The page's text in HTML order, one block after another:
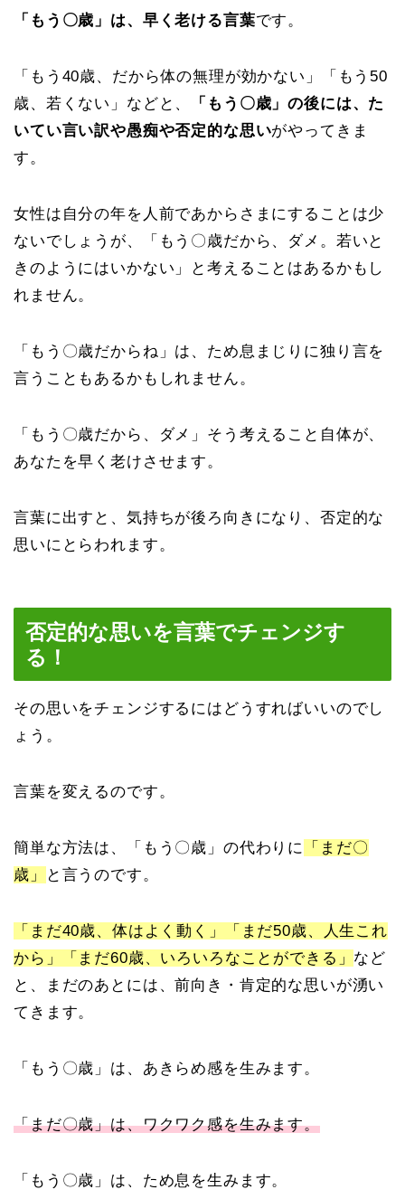
「もう〇歳」は、早く老ける言葉です。
「もう40歳、だから体の無理が効かない」「もう50
歳、若くない」などと、
「もう〇歳」の後には、た
いてい言い訳や愚痴や否定的な思いがやってきま
す。
女性は自分の年を人前であからさまにすることは少
ないでしょうが、「もう〇歳だから、ダメ。若いと
きのようにはいかない」と考えることはあるかもし
れません。
「もう〇歳だからね」は、ため息まじりに独り言を
言うこともあるかもしれません。
「もう〇歳だから、ダメ」そう考えること自体が、
あなたを早く老けさせます。
言葉に出すと、気持ちが後ろ向きになり、否定的な
思いにとらわれます。
否定的な思いを言葉でチェンジす
る！
その思いをチェンジするにはどうすればいいのでし
ょう。
言葉を変えるのです。
簡単な方法は、「もう〇歳」の代わりに
「まだ〇
歳」
と言うのです。
「まだ40歳、体はよく動く」「まだ50歳、人生これ
から」「まだ60歳、いろいろなことができる」 など
と、まだのあとには、前向き・肯定的な思いが湧い
てきます。
「もう〇歳」は、あきらめ感を生みます。
「まだ〇歳」は、ワクワク感を生みます。
「もう〇歳」は、ため息を生みます。